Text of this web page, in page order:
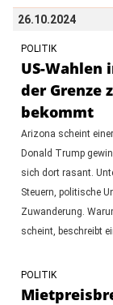
26.10.2024
POLITIK
US-Wahlen
der Grenze
bekommt
Arizona scheint
Donald Trump
sich dort rasant.
Steuern, politische
Zuwanderung.
scheint, beschreibt
POLITIK